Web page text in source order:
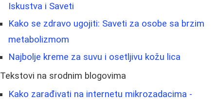
Iskustva i Saveti
Kako se zdravo ugojiti: Saveti za osobe sa brzim
metabolizmom
Najbolje kreme za suvu i osetljivu kožu lica
Tekstovi na srodnim blogovima
Kako zarađivati na internetu mikrozadacima -